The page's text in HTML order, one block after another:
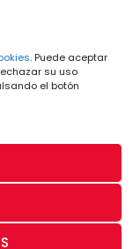
. Puede aceptar
su uso
el botón
Privacidad